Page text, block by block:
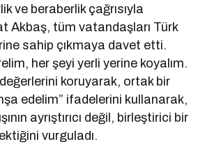
ve beraberlik çağrısıyla
Akbaş, tüm vatandaşları Türk
sahip çıkmaya davet etti.
her şeyi yerli yerine koyalım.
koruyarak, ortak bir
edelim” ifadelerini kullanarak,
ayrıştırıcı değil, birleştirici bir
vurguladı.